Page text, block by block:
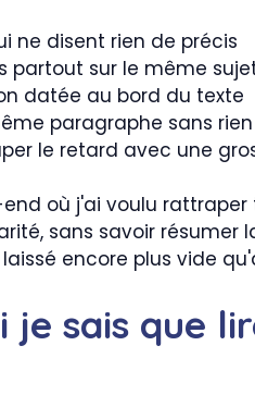
ne disent rien de précis
partout sur le même
datée au bord du texte
paragraphe sans
le retard avec une
end où j'ai voulu
sans savoir résumer
encore plus vide
je sais que